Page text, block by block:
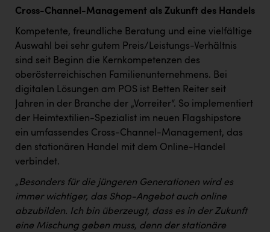
Cross-Channel-Management als Zukunft des Handels
Kompetente, freundliche Beratung und eine vielfältige
Auswahl bei sehr gutem Preis/Leistungs-Verhältnis
sind seit Beginn die Kernkompetenzen des
oberösterreichischen Familienunternehmens. Bei
digitalen Lösungen am POS ist Betten Reiter seit
Jahren in der Branche der „Vorreiter“. So implementiert
der Heimtextilien-Spezialist im neuen Flagshipstore
ein umfassendes Cross-Channel-Management, das
den stationären Handel mit dem Online-Handel
verbindet.
„Besonders für die jüngeren Generationen wird es
immer wichtiger, das Shop-Angebot auch online
abzubilden. Ich bin überzeugt, dass es in der Zukunft
eine Mischung geben muss, denn der stationäre